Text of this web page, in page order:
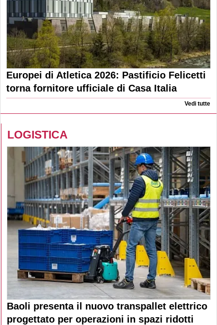
Europei di Atletica 2026: Pastificio Felicetti
torna fornitore ufficiale di Casa Italia
Vedi tutte
LOGISTICA
Baoli presenta il nuovo transpallet elettrico
progettato per operazioni in spazi ridotti